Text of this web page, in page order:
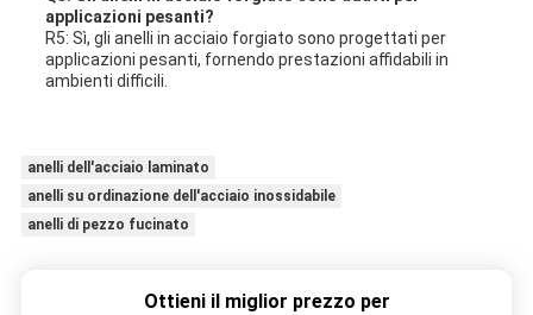
applicazioni pesanti?
R5: Sì, gli anelli in acciaio forgiato sono progettati per
applicazioni pesanti, fornendo prestazioni affidabili in
ambienti difficili.
anelli dell'acciaio laminato
anelli su ordinazione dell'acciaio inossidabile
anelli di pezzo fucinato
Ottieni il miglior prezzo per